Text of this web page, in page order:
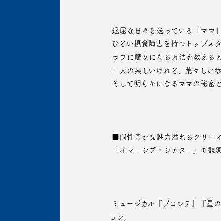
退屈な日々を送っている「ママ
ひどい摂食障害を持つトップス
ラブに魔女になる方法を教える
二人の楽しいけれど、荒々しい
そして明らかになるママの秘密
■個性豊かな魅力溢れるクリエ
「イマーシブ・シアター」で観
ョン。